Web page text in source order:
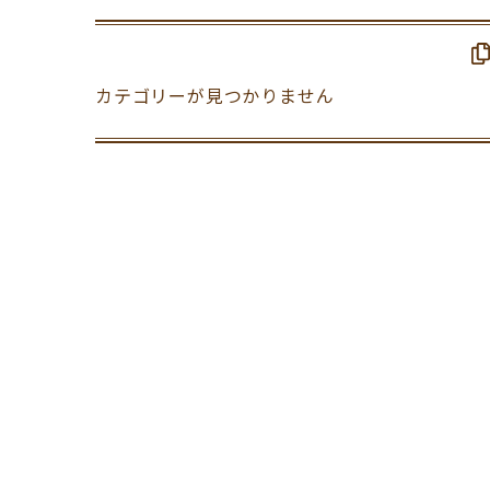
カテゴリーが見つかりません